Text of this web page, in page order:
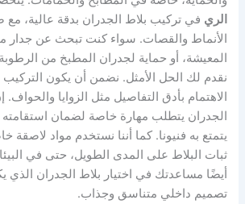
الري في تركيب بلاط الجدران بدقة عالية،
الأنماط والقصات. سواء كنت تبحث عن جدار
المعيشة، أو حماية لجدران المطبخ من الرطوبة
نقدم لك الحل الأمثل. نضمن أن يكون التركيب
الاهتمام بأدق التفاصيل مثل الزوايا
الجدران يتطلب مهارة خاصة لضمان استقامته
يتمتع به فنيونا. كما أننا نستخدم مواد لاصقة
ثبات البلاط على المدى الطويل، حتى في
أيضًا مساعدتك في اختيار بلاط الجدران الذي
تصميم داخلي متناسق وجذاب.